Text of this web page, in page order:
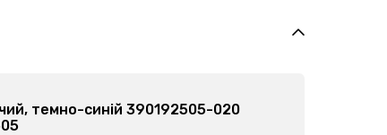
Халат чоловічий, електрик 390193501-021
Арт: 390193501